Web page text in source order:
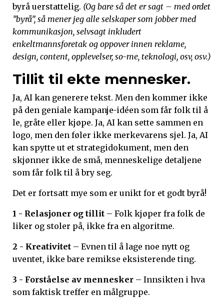
byrå uerstattelig. (Og bare så det er sagt – med ordet
”byrå”, så mener jeg alle selskaper som jobber med
kommunikasjon, selvsagt inkludert
enkeltmannsforetak og oppover innen reklame,
design, content, opplevelser, so-me, teknologi, osv, osv.)
Tillit til ekte mennesker.
Ja, AI kan generere tekst. Men den kommer ikke
på den geniale kampanje-idéen som får folk til å
le, gråte eller kjøpe. Ja, AI kan sette sammen en
logo, men den føler ikke merkevarens sjel. Ja, AI
kan spytte ut et strategidokument, men den
skjønner ikke de små, menneskelige detaljene
som får folk til å bry seg.
Det er fortsatt mye som er unikt for et godt byrå!
1 - Relasjoner og tillit – Folk kjøper fra folk de
liker og stoler på, ikke fra en algoritme.
2 - Kreativitet – Evnen til å lage noe nytt og
uventet, ikke bare remikse eksisterende ting.
3 - Forståelse av mennesker – Innsikten i hva
som faktisk treffer en målgruppe.